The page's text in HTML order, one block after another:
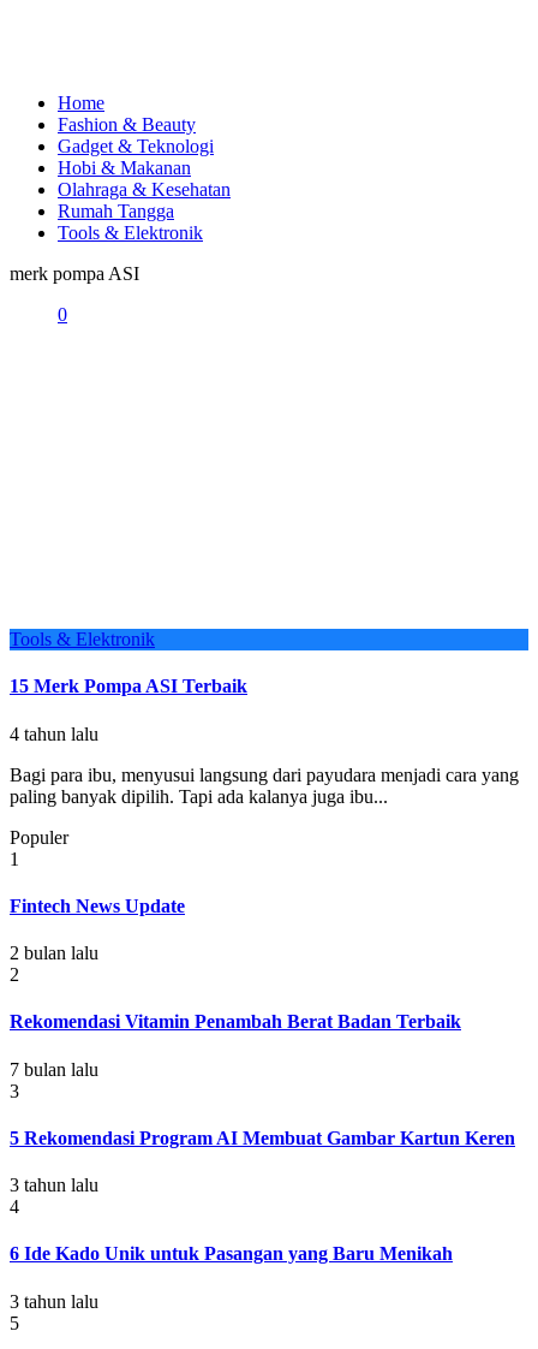
Home
Fashion & Beauty
Gadget & Teknologi
Hobi & Makanan
Olahraga & Kesehatan
Rumah Tangga
Tools & Elektronik
merk pompa ASI
0
Tools & Elektronik
15 Merk Pompa ASI Terbaik
4 tahun lalu
Bagi para ibu, menyusui langsung dari payudara menjadi cara yang
paling banyak dipilih. Tapi ada kalanya juga ibu...
Populer
1
Fintech News Update
2 bulan lalu
2
Rekomendasi Vitamin Penambah Berat Badan Terbaik
7 bulan lalu
3
5 Rekomendasi Program AI Membuat Gambar Kartun Keren
3 tahun lalu
4
6 Ide Kado Unik untuk Pasangan yang Baru Menikah
3 tahun lalu
5